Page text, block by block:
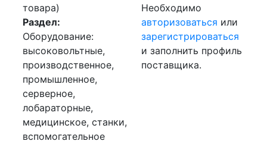
товара)
Раздел:
Оборудование:
высоковольтные,
производственное,
промышленное,
серверное,
лобараторные,
медицинское, станки,
вспомогательное
Необходимо
авторизоваться или
зарегистрироваться
и заполнить профиль
поставщика.